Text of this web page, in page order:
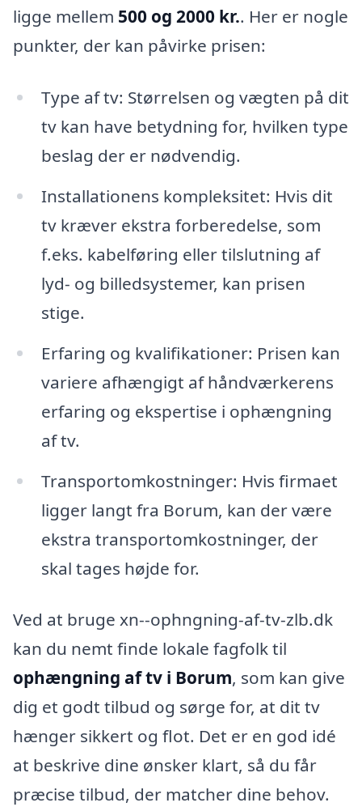
ligge mellem 500 og 2000 kr.. Her er nogle
punkter, der kan påvirke prisen:
Type af tv: Størrelsen og vægten på dit
tv kan have betydning for, hvilken type
beslag der er nødvendig.
Installationens kompleksitet: Hvis dit
tv kræver ekstra forberedelse, som
f.eks. kabelføring eller tilslutning af
lyd- og billedsystemer, kan prisen
stige.
Erfaring og kvalifikationer: Prisen kan
variere afhængigt af håndværkerens
erfaring og ekspertise i ophængning
af tv.
Transportomkostninger: Hvis firmaet
ligger langt fra Borum, kan der være
ekstra transportomkostninger, der
skal tages højde for.
Ved at bruge xn--ophngning-af-tv-zlb.dk
kan du nemt finde lokale fagfolk til
ophængning af tv i Borum, som kan give
dig et godt tilbud og sørge for, at dit tv
hænger sikkert og flot. Det er en god idé
at beskrive dine ønsker klart, så du får
præcise tilbud, der matcher dine behov.